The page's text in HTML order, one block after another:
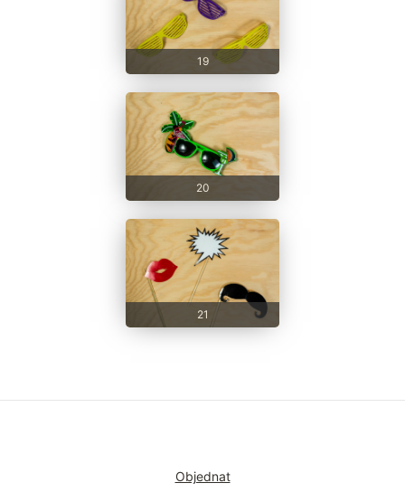
19
20
21
Objednat